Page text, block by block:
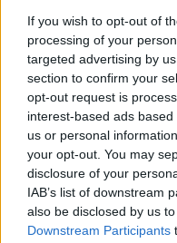
If you wish to opt-out of
processing of your
targeted advertising by
section to confirm your
opt-out request is
interest-based ads
us or personal
your opt-out. You may
disclosure of your
IAB’s list of downstream
also be disclosed by us
Downstream Participants
Pourquoi le
des voitures
Auto Pour Vous